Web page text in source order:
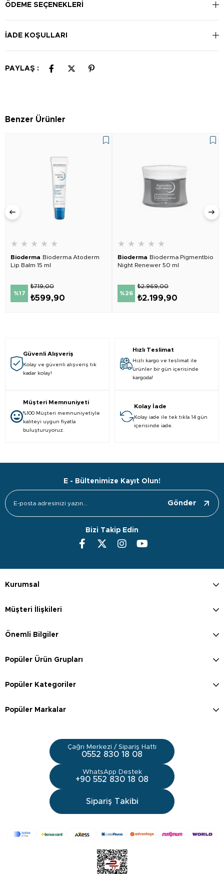
ÖDEME SEÇENEKLERI
İADE KOŞULLARI
PAYLAŞ :
Benzer Ürünler
★ ★ ★ ★ ★
Bioderma Bioderma Atoderm
Lip Balm 15 ml
%17
₺599,90
₺719,00
★ ★ ★ ★ ★
Bioderma Bioderma Pigmentbio
Night Renewer 50 ml
%26
₺2.199,90
₺2.969,00
Güvenli Alışveriş
Kolay ve güvenli alışveriş tık
kadar kolay!
Hızlı Teslimat
Hızlı kargo ve teslimat ile
ürünler bir gün içerisinde
kargoda!
Müşteri Memnuniyeti
%100 Müşteri memnuniyetiyle
kaliteyi uygun fiyatla
buluşturuyoruz.
Kolay İade
Kolay iade ile tek tıkla 14 gün
içerisinde iade.
E - Bültenimize Kayıt Olun!
Gönder
Bizi Takip Edin
Kurumsal
Müşteri İlişkileri
Önemli Bilgiler
Popüler Ürün Grupları
Popüler Kategoriler
Popüler Markalar
Çağrı Merkezi / Sipariş Hattı
0552 830 18 08
WhatsApp Destek
+90 552 830 18 08
Sipariş Takibi